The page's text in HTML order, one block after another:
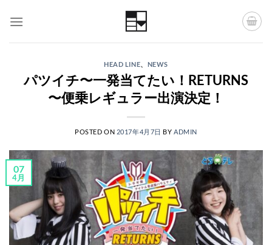
HEAD LINE、 NEWS
パツイチ〜一発当てたい！RETURNS
〜便乗レギュラー出演決定！
POSTED ON 2017年4月7日 BY ADMIN
07
4月